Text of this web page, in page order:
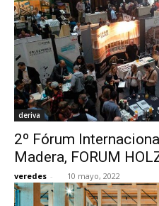
deriva
2º Fórum
Madera, FORUM
veredes - 10 mayo, 2022